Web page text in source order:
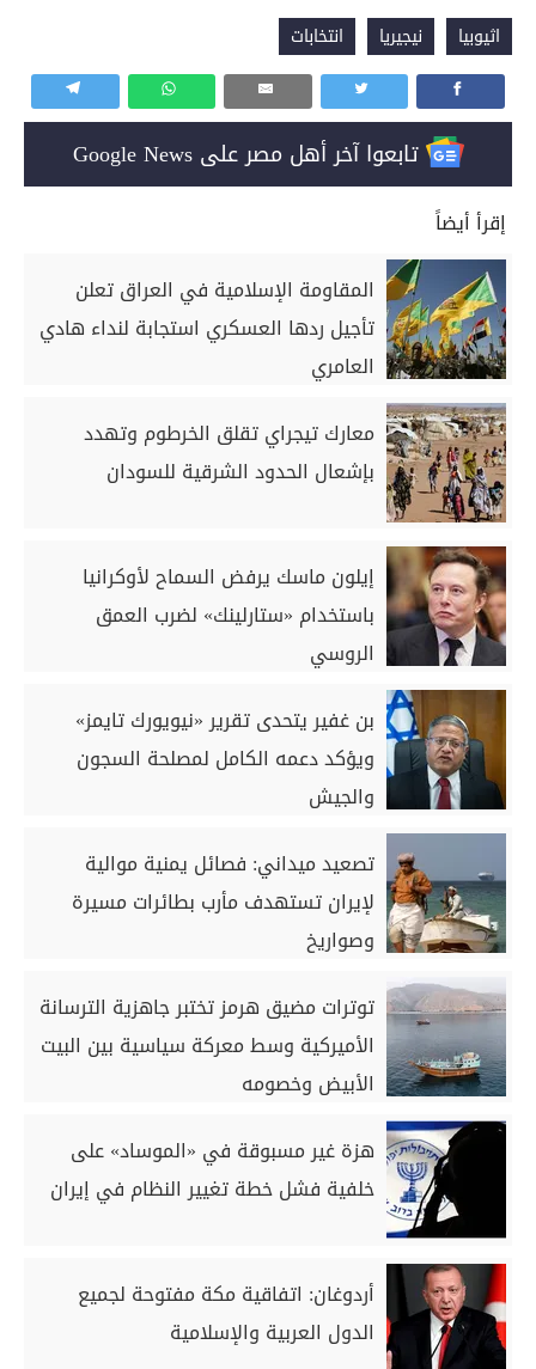
اثيوبيا نيجيريا انتخابات
تابعوا آخر أهل مصر على Google News
إقرأ أيضاً
المقاومة الإسلامية في العراق تعلن
تأجيل ردها العسكري استجابة لنداء هادي
العامري
معارك تيجراي تقلق الخرطوم وتهدد
بإشعال الحدود الشرقية للسودان
إيلون ماسك يرفض السماح لأوكرانيا
باستخدام «ستارلينك» لضرب العمق
الروسي
بن غفير يتحدى تقرير «نيويورك تايمز»
ويؤكد دعمه الكامل لمصلحة السجون
والجيش
تصعيد ميداني: فصائل يمنية موالية
لإيران تستهدف مأرب بطائرات مسيرة
وصواريخ
توترات مضيق هرمز تختبر جاهزية الترسانة
الأميركية وسط معركة سياسية بين البيت
الأبيض وخصومه
هزة غير مسبوقة في «الموساد» على
خلفية فشل خطة تغيير النظام في إيران
أردوغان: اتفاقية مكة مفتوحة لجميع
الدول العربية والإسلامية